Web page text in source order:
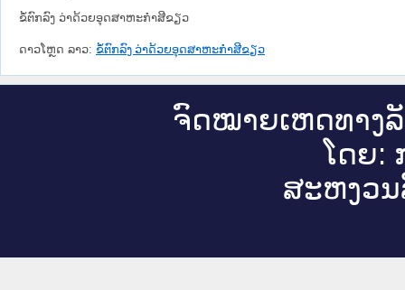
ຂໍ້ຕົກລົງ ວ່າດ້ວຍອຸດສາຫະກໍາສີຂຽວ
ດາວໂຫຼດ ລາວ: ຂໍ້ຕົກລົງ ວ່າດ້ວຍອຸດສາຫະກໍາສີຂຽວ
ຈົດ​ໝາຍ​ເຫດ​ທາງ​
ໂດຍ:
ສະ​ຫງວນ​